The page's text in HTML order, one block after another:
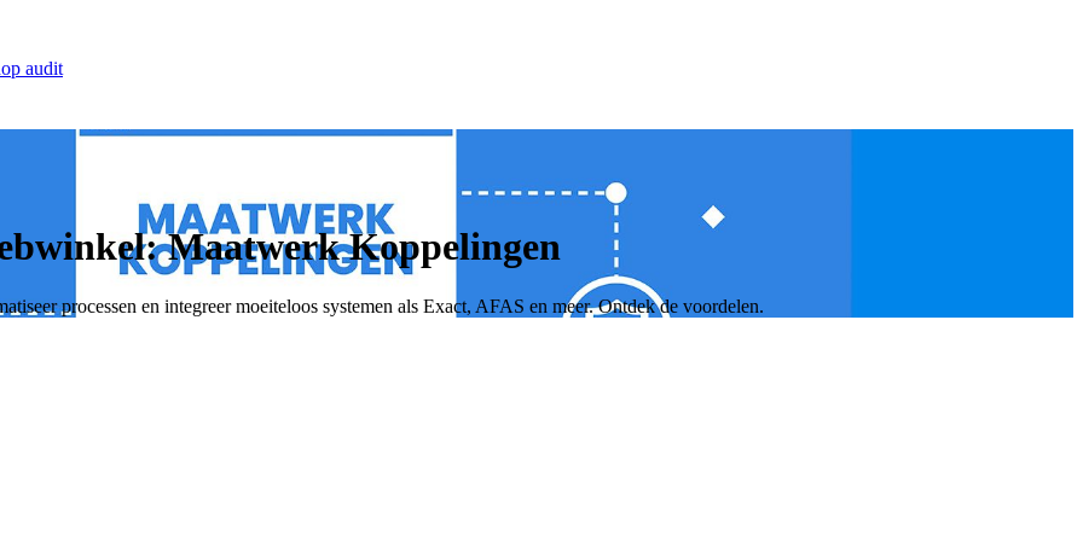
audit
Maatwerk Koppelingen
processen en integreer moeiteloos systemen als Exact, AFAS en meer. Ontdek de voordelen.